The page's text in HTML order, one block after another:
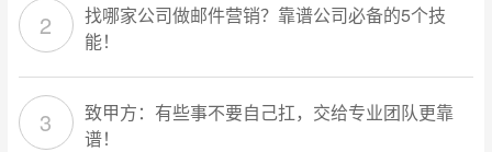
找哪家公司做邮件营销？靠谱公司必备的5个技
能！
致甲方：有些事不要自己扛，交给专业团队更靠
谱！